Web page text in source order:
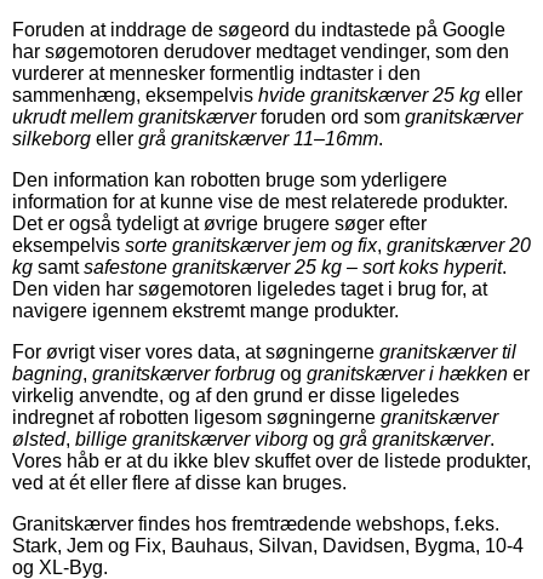
Foruden at inddrage de søgeord du indtastede på Google
har søgemotoren derudover medtaget vendinger, som den
vurderer at mennesker formentlig indtaster i den
sammenhæng, eksempelvis hvide granitskærver 25 kg eller
ukrudt mellem granitskærverforuden ord som granitskærver
silkeborg eller grå granitskærver 11–16mm.
Den information kan robotten bruge som yderligere
information for at kunne vise de mest relaterede produkter.
Det er også tydeligt at øvrige brugere søger efter
eksempelvis sorte granitskærver jem og fix, granitskærver 20
kg samtsafestone granitskærver 25 kg – sort koks hyperit.
Den viden har søgemotoren ligeledes taget i brug for, at
navigere igennem ekstremt mange produkter.
For øvrigt viser vores data, at søgningerne granitskærver til
bagning, granitskærver forbrug og granitskærver i hækken er
virkelig anvendte, og af den grund er disse ligeledes
indregnet af robotten ligesom søgningerne granitskærver
ølsted, billige granitskærver viborg og grå granitskærver.
Vores håb er at du ikke blev skuffet over de listede produkter,
ved at ét eller flere af disse kan bruges.
Granitskærver findes hos fremtrædende webshops, f.eks.
Stark, Jem og Fix, Bauhaus, Silvan, Davidsen, Bygma, 10-4
og XL-Byg.